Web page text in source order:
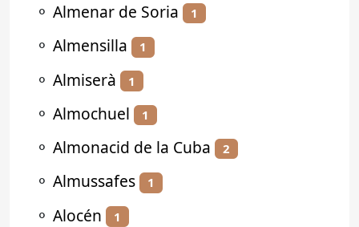
⚬ Almenar de Soria 1
⚬ Almensilla 1
⚬ Almiserà 1
⚬ Almochuel 1
⚬ Almonacid de la Cuba 2
⚬ Almussafes 1
⚬ Alocén 1